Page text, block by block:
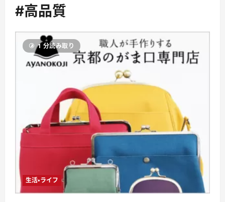
ー
#高品質
1 分読み取り
生活・ライフ